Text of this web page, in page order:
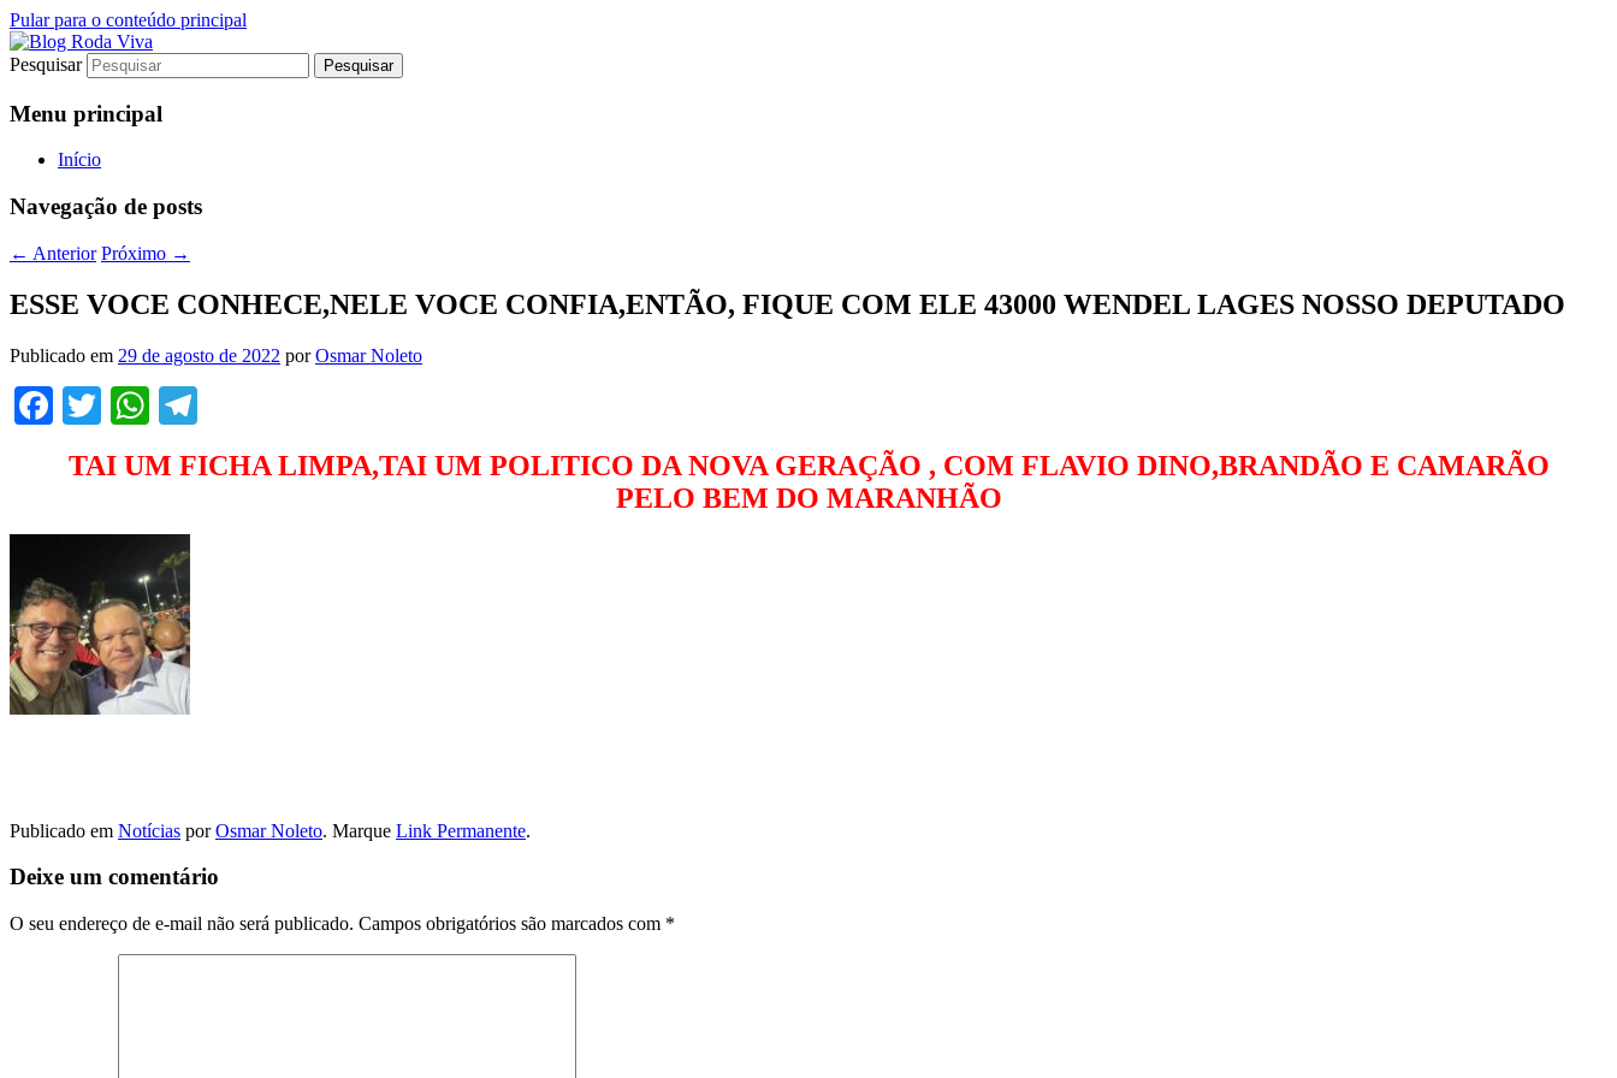
Pular para o conteúdo principal
Blog Roda Viva
Jornalismo sério comprometido com a verdade
Pesquisar
Menu principal
Início
Navegação de posts
← Anterior Próximo →
ESSE VOCE CONHECE,NELE VOCE CONFIA,ENTÃO, FIQUE COM ELE 43000 WENDEL LAGES NOSSO DEPUTADO
Publicado em 29 de agosto de 2022 porOsmar Noleto
Facebook
TwitterWhatsApp
TAI UM FICHA LIMPA,TAI UM POLITICO DA NOVA GERAÇÃO , COM FLAVIO DINO,BRANDÃO E CAMARÃO
PELO BEM DO MARANHÃO
Publicado em Notícias porOsmar Noleto. Marque Link Permanente.
Deixe um comentário
O seu endereço de e-mail não será publicado. Campos obrigatórios são marcados com *